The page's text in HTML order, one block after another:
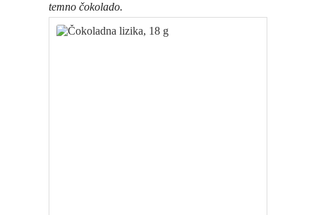
temno čokolado.